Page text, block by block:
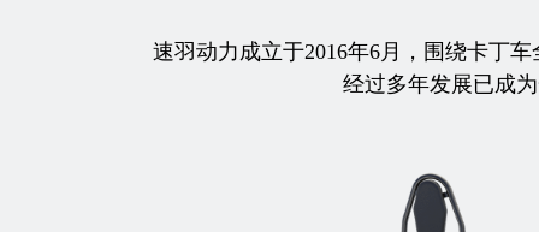
速羽动力成立于2016年6月，围绕卡丁
经过多年发展已成